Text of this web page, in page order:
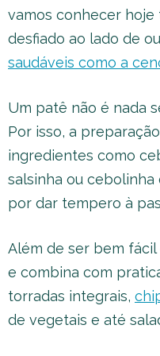
vamos conhecer
desfiado ao lado de
saudáveis como a
Um patê não é nada
Por isso, a
ingredientes como
salsinha ou cebolinha
por dar tempero à
Além de ser bem
e combina com
torradas integrais,
de vegetais e até